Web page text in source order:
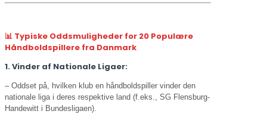
📊 Typiske Oddsmuligheder for 20 Populære
Håndboldspillere fra Danmark
1. Vinder af Nationale Ligaer:
– Oddset på, hvilken klub en håndboldspiller vinder den
nationale liga i deres respektive land (f.eks., SG Flensburg-
Handewitt i Bundesligaen).